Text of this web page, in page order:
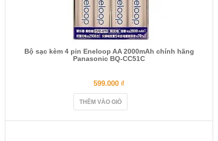
Bộ sạc kèm 4 pin Eneloop AA 2000mAh chính hãng
Panasonic BQ-CC51C
599.000 ₫
THÊM VÀO GIỎ